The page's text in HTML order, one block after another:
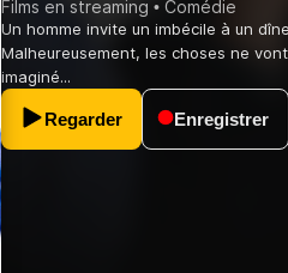
Films en streaming
Comédie
Un homme invite un imbécile à un
Malheureusement, les choses ne
imaginé...
Regarder Enregistrer